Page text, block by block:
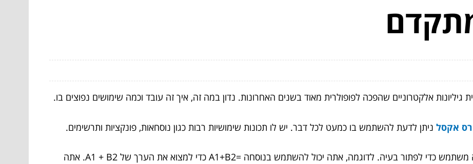
אלקטרוניים שהפכה לפופולרית מאוד בשנים האחרונות. נדון במה זה, איך זה עובד וכמה שימושים נפוצים בו.
אקסל ניתן לדעת להשתמש בו כמעט לכל דבר. יש לו תכונות שימושיות רבות כגון נוסחאות, פונקציות ותרשימים.
נוסחה היא סדרה קצרה של שלבים שבהם אתה משתמש כדי לפתור בעיה. לדוגמה, אתה יכול להשתמש בנוסחה =A1+B2 כדי למצוא את הערך של A1 + B2. אתה